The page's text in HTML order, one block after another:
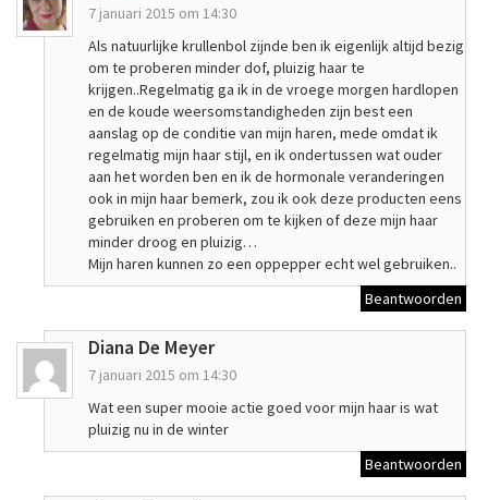
7 januari 2015 om 14:30
Als natuurlijke krullenbol zijnde ben ik eigenlijk altijd bezig
om te proberen minder dof, pluizig haar te
krijgen..Regelmatig ga ik in de vroege morgen hardlopen
en de koude weersomstandigheden zijn best een
aanslag op de conditie van mijn haren, mede omdat ik
regelmatig mijn haar stijl, en ik ondertussen wat ouder
aan het worden ben en ik de hormonale veranderingen
ook in mijn haar bemerk, zou ik ook deze producten eens
gebruiken en proberen om te kijken of deze mijn haar
minder droog en pluizig…
Mijn haren kunnen zo een oppepper echt wel gebruiken..
Beantwoorden
Diana De Meyer
7 januari 2015 om 14:30
Wat een super mooie actie goed voor mijn haar is wat
pluizig nu in de winter
Beantwoorden